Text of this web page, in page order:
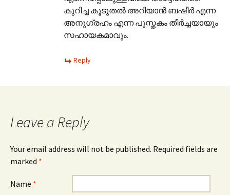
കുറിച്ച കൂടുതൽ അറിയാൻ ബഷീർ എന്ന
അനുഗ്രഹം എന്ന പുസ്തകം തീർച്ചയായും
സഹായകമാവും.
Reply
Leave a Reply
Your email address will not be published. Required fields are
marked *
Name *